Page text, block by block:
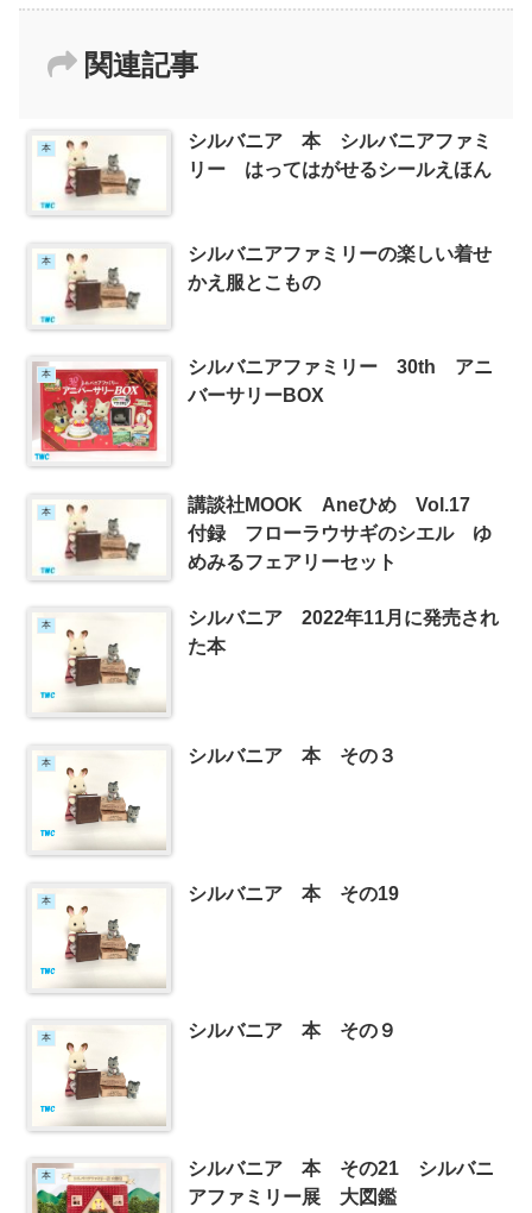
関連記事
本
シルバニア 本 シルバニアファミ
リー はってはがせるシールえほん
本
シルバニアファミリーの楽しい着せ
かえ服とこもの
本
シルバニアファミリー 30th アニ
バーサリーBOX
本
講談社MOOK Aneひめ Vol.17
付録 フローラウサギのシエル ゆ
めみるフェアリーセット
本
シルバニア 2022年11月に発売され
た本
本 シルバニア 本 その３
本 シルバニア 本 その19
本 シルバニア 本 その９
本
シルバニア 本 その21 シルバニ
アファミリー展 大図鑑